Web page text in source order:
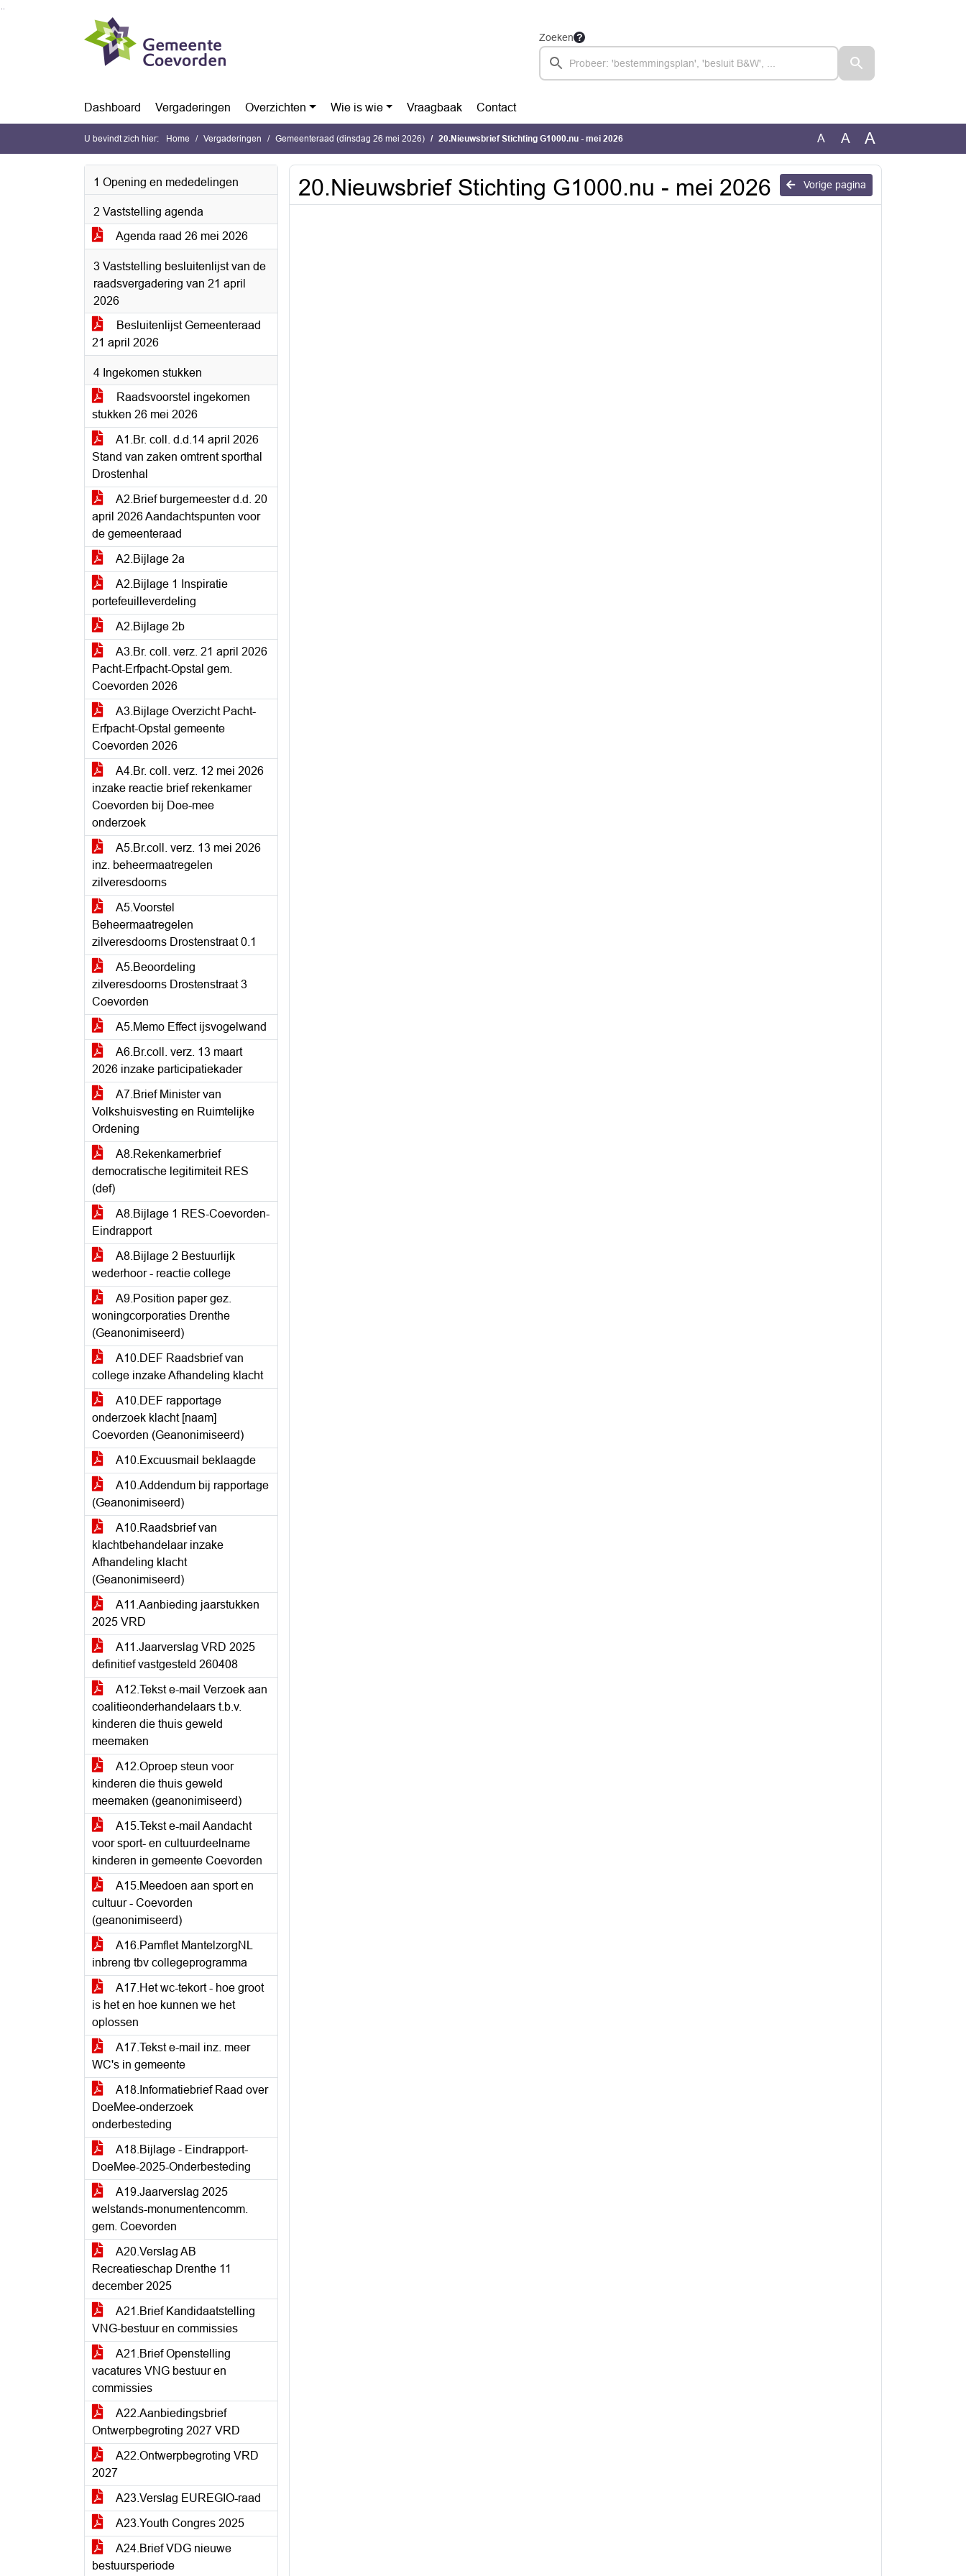
Ga naar de inhoud van deze pagina
Ga naar het zoeken
Ga naar het menu
Zoeken
Dashboard Vergaderingen Overzichten Wie is wie Vraagbaak Contact
U bevindt zich hier: Home Vergaderingen Gemeenteraad (dinsdag 26 mei 2026) 20.Nieuwsbrief Stichting G1000.nu - mei 2026 A A A
1 Opening en mededelingen
2 Vaststelling agenda
Agenda raad 26 mei 2026
3 Vaststelling besluitenlijst van de
raadsvergadering van 21 april
2026
Besluitenlijst Gemeenteraad
21 april 2026
4 Ingekomen stukken
Raadsvoorstel ingekomen
stukken 26 mei 2026
A1.Br. coll. d.d.14 april 2026
Stand van zaken omtrent sporthal
Drostenhal
A2.Brief burgemeester d.d. 20
april 2026 Aandachtspunten voor
de gemeenteraad
A2.Bijlage 2a
A2.Bijlage 1 Inspiratie
portefeuilleverdeling
A2.Bijlage 2b
A3.Br. coll. verz. 21 april 2026
Pacht-Erfpacht-Opstal gem.
Coevorden 2026
A3.Bijlage Overzicht Pacht-
Erfpacht-Opstal gemeente
Coevorden 2026
A4.Br. coll. verz. 12 mei 2026
inzake reactie brief rekenkamer
Coevorden bij Doe-mee
onderzoek
A5.Br.coll. verz. 13 mei 2026
inz. beheermaatregelen
zilveresdoorns
A5.Voorstel
Beheermaatregelen
zilveresdoorns Drostenstraat 0.1
A5.Beoordeling
zilveresdoorns Drostenstraat 3
Coevorden
A5.Memo Effect ijsvogelwand
A6.Br.coll. verz. 13 maart
2026 inzake participatiekader
A7.Brief Minister van
Volkshuisvesting en Ruimtelijke
Ordening
A8.Rekenkamerbrief
democratische legitimiteit RES
(def)
A8.Bijlage 1 RES-Coevorden-
Eindrapport
A8.Bijlage 2 Bestuurlijk
wederhoor - reactie college
A9.Position paper gez.
woningcorporaties Drenthe
(Geanonimiseerd)
A10.DEF Raadsbrief van
college inzake Afhandeling klacht
A10.DEF rapportage
onderzoek klacht [naam]
Coevorden (Geanonimiseerd)
A10.Excuusmail beklaagde
A10.Addendum bij rapportage
(Geanonimiseerd)
A10.Raadsbrief van
klachtbehandelaar inzake
Afhandeling klacht
(Geanonimiseerd)
A11.Aanbieding jaarstukken
2025 VRD
A11.Jaarverslag VRD 2025
definitief vastgesteld 260408
A12.Tekst e-mail Verzoek aan
coalitieonderhandelaars t.b.v.
kinderen die thuis geweld
meemaken
A12.Oproep steun voor
kinderen die thuis geweld
meemaken (geanonimiseerd)
A15.Tekst e-mail Aandacht
voor sport- en cultuurdeelname
kinderen in gemeente Coevorden
A15.Meedoen aan sport en
cultuur - Coevorden
(geanonimiseerd)
A16.Pamflet MantelzorgNL
inbreng tbv collegeprogramma
A17.Het wc-tekort - hoe groot
is het en hoe kunnen we het
oplossen
A17.Tekst e-mail inz. meer
WC's in gemeente
A18.Informatiebrief Raad over
DoeMee-onderzoek
onderbesteding
A18.Bijlage - Eindrapport-
DoeMee-2025-Onderbesteding
A19.Jaarverslag 2025
welstands-monumentencomm.
gem. Coevorden
A20.Verslag AB
Recreatieschap Drenthe 11
december 2025
A21.Brief Kandidaatstelling
VNG-bestuur en commissies
A21.Brief Openstelling
vacatures VNG bestuur en
commissies
A22.Aanbiedingsbrief
Ontwerpbegroting 2027 VRD
A22.Ontwerpbegroting VRD
2027
A23.Verslag EUREGIO-raad
A23.Youth Congres 2025
A24.Brief VDG nieuwe
bestuursperiode
Vorige pagina
20.Nieuwsbrief Stichting G1000.nu - mei 2026